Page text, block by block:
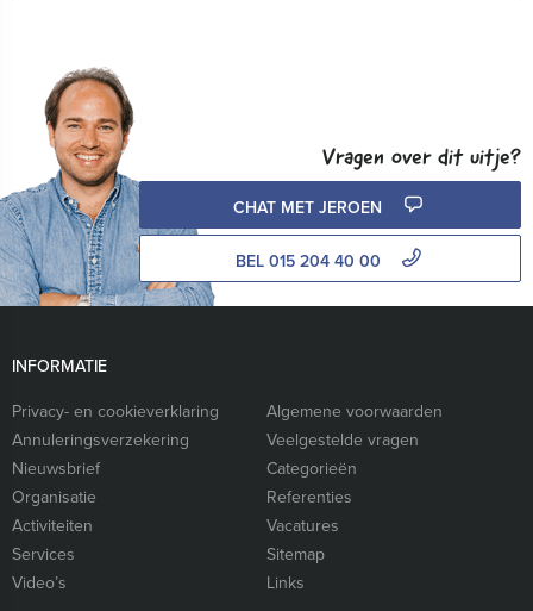
Vragen over dit uitje?
CHAT MET JEROEN
BEL 015 204 40 00
INFORMATIE
Privacy- en cookieverklaring
Algemene voorwaarden
Annuleringsverzekering
Veelgestelde vragen
Nieuwsbrief
Categorieën
Organisatie
Referenties
Activiteiten
Vacatures
Services
Sitemap
Video’s
Links